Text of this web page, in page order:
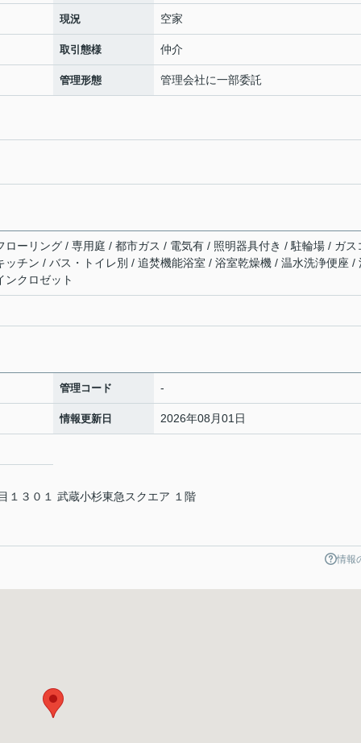
現況 空家
取引態様 仲介
管理形態 管理会社に一部委託
ーリング / 専用庭 / 都市ガス / 電気有 / 照明器具付き / 駐輪場 / ガス
チン / バス・トイレ別 / 追焚機能浴室 / 浴室乾燥機 / 温水洗浄便座 /
ンクロゼット
管理コード -
情報更新日 2026年08月01日
１３０１ 武蔵小杉東急スクエア １階
情報